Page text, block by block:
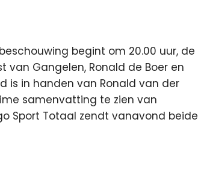
begint om 20.00 uur, de
van Gangelen, Ronald de Boer en
is in handen van Ronald van der
samenvatting te zien van
Sport Totaal zendt vanavond beide